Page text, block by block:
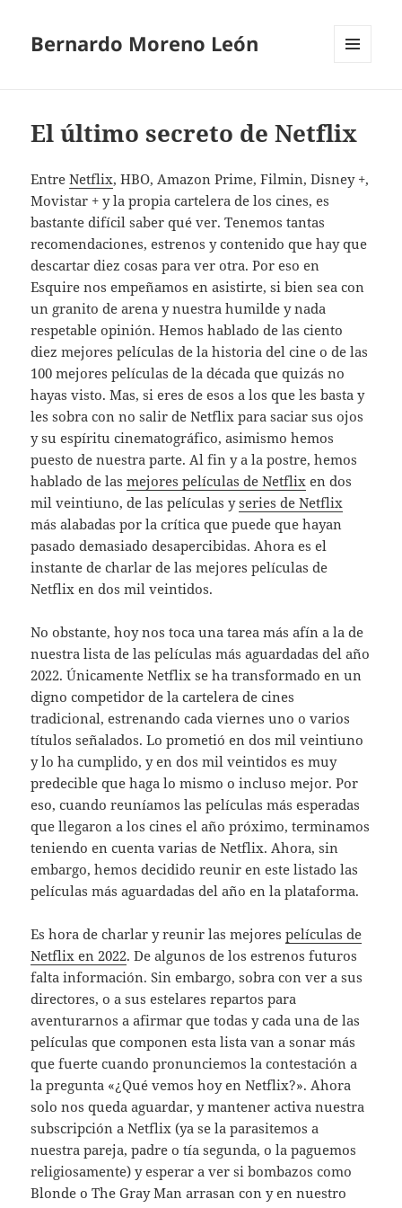
Bernardo Moreno León
El último secreto de Netflix
EntreNetflix, HBO, Amazon Prime, Filmin, Disney +,
Movistar + y la propia cartelera de los cines, es
bastante difícil saber qué ver. Tenemos tantas
recomendaciones, estrenos y contenido que hay que
descartar diez cosas para ver otra. Por eso en
Esquire nos empeñamos en asistirte, si bien sea con
un granito de arena y nuestra humilde y nada
respetable opinión. Hemos hablado de las ciento
diez mejores películas de la historia del cine o de las
100 mejores películas de la década que quizás no
hayas visto. Mas, si eres de esos a los que les basta y
les sobra con no salir de Netflix para saciar sus ojos
y su espíritu cinematográfico, asimismo hemos
puesto de nuestra parte. Al fin y a la postre, hemos
hablado de lasmejores películas de Netflix en dos
mil veintiuno, de las películas yseries de Netflix
más alabadas por la crítica que puede que hayan
pasado demasiado desapercibidas. Ahora es el
instante de charlar de las mejores películas de
Netflix en dos mil veintidos.
No obstante, hoy nos toca una tarea más afín a la de
nuestra lista de las películas más aguardadas del año
2022. Únicamente Netflix se ha transformado en un
digno competidor de la cartelera de cines
tradicional, estrenando cada viernes uno o varios
títulos señalados. Lo prometió en dos mil veintiuno
y lo ha cumplido, y en dos mil veintidos es muy
predecible que haga lo mismo o incluso mejor. Por
eso, cuando reuníamos las películas más esperadas
que llegaron a los cines el año próximo, terminamos
teniendo en cuenta varias de Netflix. Ahora, sin
embargo, hemos decidido reunir en este listado las
películas más aguardadas del año en la plataforma.
Es hora de charlar y reunir las mejorespelículas de
Netflix en 2022. De algunos de los estrenos futuros
falta información. Sin embargo, sobra con ver a sus
directores, o a sus estelares repartos para
aventurarnos a afirmar que todas y cada una de las
películas que componen esta lista van a sonar más
que fuerte cuando pronunciemos la contestación a
la pregunta «¿Qué vemos hoy en Netflix?». Ahora
solo nos queda aguardar, y mantener activa nuestra
subscripción a Netflix (ya se la parasitemos a
nuestra pareja, padre o tía segunda, o la paguemos
religiosamente) y esperar a ver si bombazos como
Blonde o The Gray Man arrasan con y en nuestro